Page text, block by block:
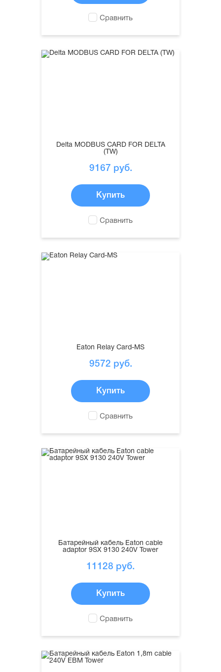
Сравнить
Delta MODBUS CARD FOR DELTA
(TW)
9167 руб.
Купить
Сравнить
Eaton Relay Card-MS
9572 руб.
Купить
Сравнить
Батарейный кабель Eaton cable
adaptor 9SX 9130 240V Tower
11128 руб.
Купить
Сравнить